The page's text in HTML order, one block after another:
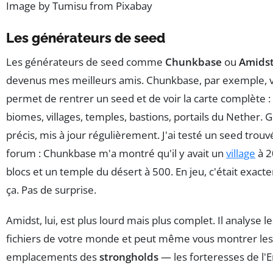
Image by Tumisu from Pixabay
Les générateurs de seed
Les générateurs de seed comme Chunkbase ou
devenus mes meilleurs amis. Chunkbase, par exemple,
permet de rentrer un seed et de voir la carte complète :
biomes, villages, temples, bastions, portails du Nether.
précis, mis à jour régulièrement. J'ai testé un seed
forum : Chunkbase m'a montré qu'il y avait un village à
blocs et un temple du désert à 500. En jeu, c'était
ça. Pas de surprise.
Amidst, lui, est plus lourd mais plus complet. Il analyse
fichiers de votre monde et peut même vous montrer les
emplacements desstrongholds— les forteresses de